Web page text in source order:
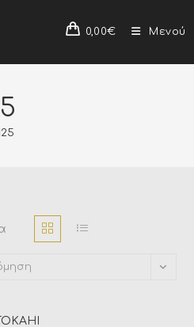
0,00€ Μενού